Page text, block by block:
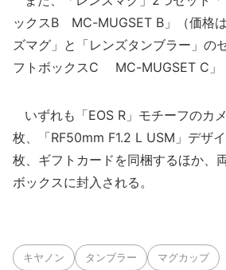
ックスB MC-MUGSET B」（価格
ズマグ」と「レンズタンブラー」の
フトボックスC MC-MUGSET C」
いずれも「EOS R」モチーフのカ
枚、「RF50mm F1.2 L USM」デザ
枚、ギフトカードを同梱するほか、
ボックスに封入される。
キヤノン タンブラー マグカップ